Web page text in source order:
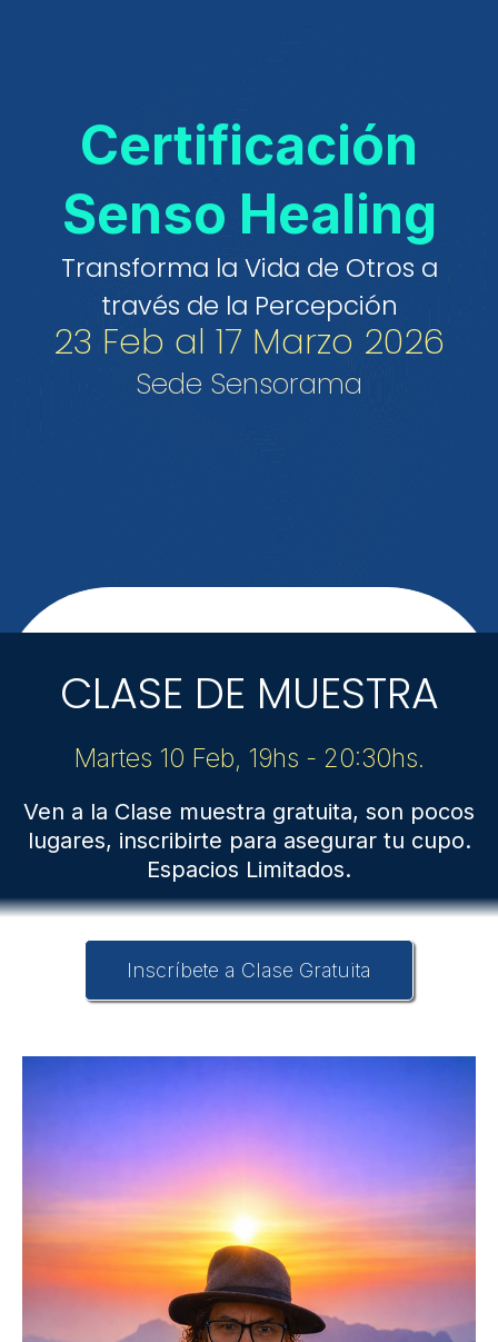
Certificación
Senso Healing
Transforma la Vida de Otros a
través de la Percepción
23 Feb al 17 Marzo 2026
Sede Sensorama
CLASE DE MUESTRA
Martes 10 Feb, 19hs - 20:30hs.
Ven a la Clase muestra gratuita, son pocos
lugares, inscribirte para asegurar tu cupo.
Espacios Limitados.
Inscríbete a Clase Gratuita